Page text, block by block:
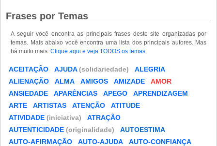
Frases por Temas
A seguir você encontra as principais frases deste site organizadas por
temas. Mais abaixo você encontra uma lista dos principais autores. Mas
há muito mais: Clique aqui e veja TODOS os temas
ACEITAÇÃO AJUDA(solidariedade)
ALEGRIA
ALIENAÇÃO
ALMA AMIGOS AMIZADE
AMOR
ANSIEDADE
APARÊNCIAS APEGO
APRENDIZAGEM
ARTE
ARTISTAS ATENÇÃO
ATITUDE
ATIVIDADE (iniciativa)
ATRAÇÃO
AUTENTICIDADE (originalidade)
AUTOESTIMA
AUTO-AFIRMAÇÃO
AUTO-AJUDA
AUTO-CONFIANÇA